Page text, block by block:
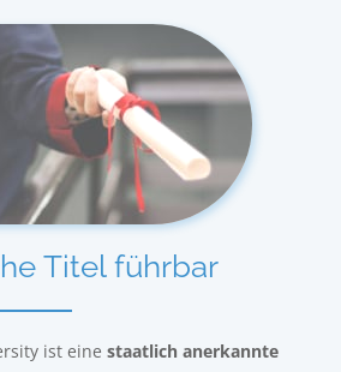
Titel führbar
ist eine staatlich anerkannte